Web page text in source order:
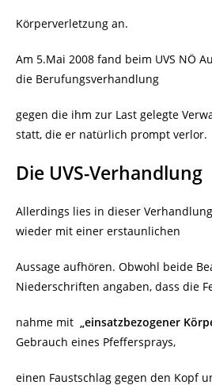
Körperverletzung an.
Am 5.Mai 2008 fand beim UVS NÖ
die Berufungsverhandlung
gegen die ihm zur Last gelegte
statt, die er natürlich prompt verlor.
Die UVS-Verhandlung
Allerdings lies in dieser
wieder mit einer erstaunlichen
Aussage aufhören. Obwohl beide
Niederschriften angaben, dass die
nahme mit „einsatzbezogener
Gebrauch eines Pfeffersprays,
einen Faustschlag gegen den Kopf